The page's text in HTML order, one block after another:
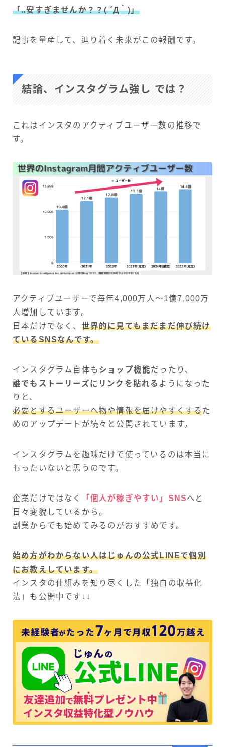
「‥安すぎませんか？？( ´Д｀)」
記事を量産して、辿り着く未来がこの報酬です。
結論、インスタグラム強し では？
これはインスタのアクティブユーザー数の推移で
す。
アクティブユーザーで毎年4,000万人～1億7,000万
人増加しています。
日本だけでなく、 世界的に見てもまだまだ伸び続け
ているSNSなんです。
インスタグラム自体も ショップ機能だったり、
誰でもストーリーズにリンクを貼れる ようになった
りと、
必要とするユーザーへ物や情報を届けやすくするた
めのアップデートが続々と公開されています。
インスタグラムを趣味だけで使っているのは本当に
もったいないと思うのです。
企業だけではなく 「個人が稼ぎやすい」SNSへと
日々変貌しているから。
副業からでも始めてみるのがおすすめです。
始め方がわからない人はじゅんの公式LINEで個別
にお教えしています。
インスタの仕組みを知り尽くした「独自の収益化
法」も公開中です↓↓